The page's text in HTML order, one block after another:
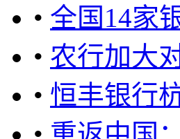
• 全国14家
• 农行加大
• 恒丰银行